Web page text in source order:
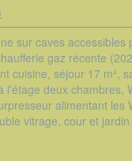
sur caves accessibles
gaz récente
cuisine, séjour 17 m²,
l'étage deux chambres,
alimentant les
vitrage, cour et jardin